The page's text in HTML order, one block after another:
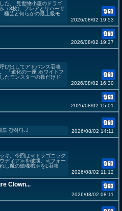
た。 見世物小屋のドラゴ
（3枚） フレアとリハーサ
極芸と何らかの最上級モ
2026/08/02 19:53
2026/08/02 19:37
び出してアドバンス召喚
「道化の一座 ホワイトフ
たモンスターの数だけド
2026/08/02 16:30
2026/08/02 15:01
도 강하다..! 2026/08/02 14:11
キ。今回は≪ドラゴニック
ディア≫を破壊、≪フォー
し魔の鎮魂棺≫をL召喚
2026/08/02 11:12
Clown...
2026/08/02 08:11